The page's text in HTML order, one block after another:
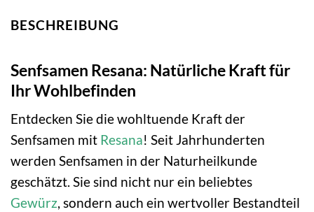
BESCHREIBUNG
Senfsamen Resana: Natürliche Kraft für
Ihr Wohlbefinden
Entdecken Sie die wohltuende Kraft der
Senfsamen mit Resana! Seit Jahrhunderten
werden Senfsamen in der Naturheilkunde
geschätzt. Sie sind nicht nur ein beliebtes
Gewürz, sondern auch ein wertvoller Bestandteil